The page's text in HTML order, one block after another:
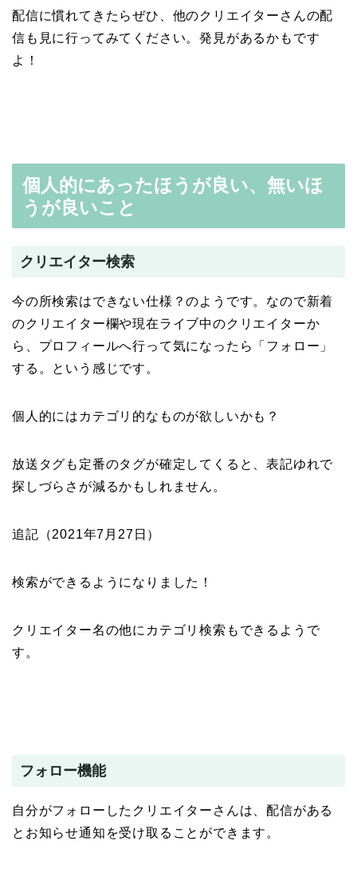
配信に慣れてきたらぜひ、他のクリエイターさんの配
信も見に行ってみてください。発見があるかもです
よ！
個人的にあったほうが良い、無いほ
うが良いこと
クリエイター検索
今の所検索はできない仕様？のようです。なので新着
のクリエイター欄や現在ライブ中のクリエイターか
ら、プロフィールへ行って気になったら「フォロー」
する。という感じです。
個人的にはカテゴリ的なものが欲しいかも？
放送タグも定番のタグが確定してくると、表記ゆれで
探しづらさが減るかもしれません。
追記（2021年7月27日）
検索ができるようになりました！
クリエイター名の他にカテゴリ検索もできるようで
す。
フォロー機能
自分がフォローしたクリエイターさんは、配信がある
とお知らせ通知を受け取ることができます。